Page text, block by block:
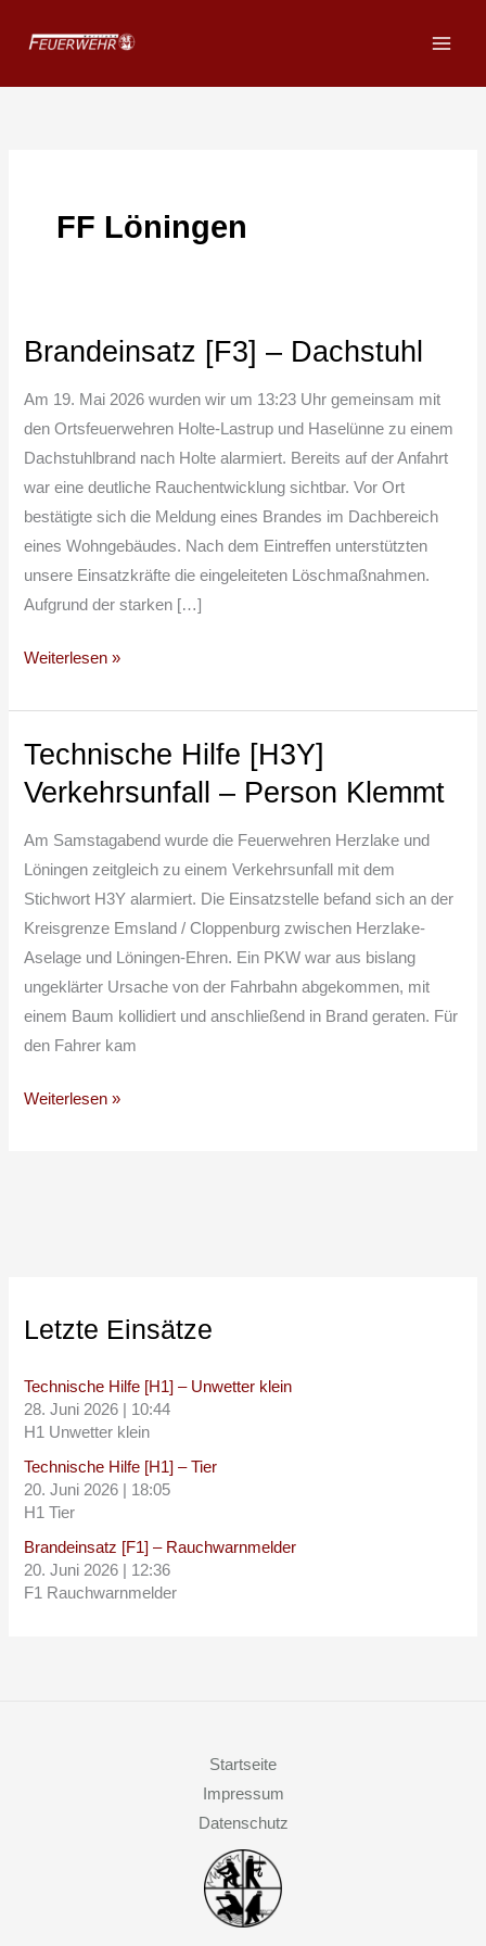
Inhalt
Letzte Einsätze
Technische Hilfe [H1] – Unwetter klein
28. Juni 2026
10:44
H1 Unwetter klein
Technische Hilfe [H1] – Tier
20. Juni 2026
18:05
H1 Tier
Brandeinsatz [F1] – Rauchwarnmelder
20. Juni 2026
12:36
F1 Rauchwarnmelder
FF Löningen
Brandeinsatz [F3] – Dachstuhl
Am 19. Mai 2026 wurden wir um 13:23 Uhr gemeinsam mit
den Ortsfeuerwehren Holte-Lastrup und Haselünne zu einem
Dachstuhlbrand nach Holte alarmiert. Bereits auf der Anfahrt
war eine deutliche Rauchentwicklung sichtbar. Vor Ort
bestätigte sich die Meldung eines Brandes im Dachbereich
eines Wohngebäudes. Nach dem Eintreffen unterstützten
unsere Einsatzkräfte die eingeleiteten Löschmaßnahmen.
Aufgrund der starken […]
Brandeinsatz
–
Dachstuhl
Weiterlesen »
Technische Hilfe [H3Y]
Verkehrsunfall – Person Klemmt
Am Samstagabend wurde die Feuerwehren Herzlake und
Löningen zeitgleich zu einem Verkehrsunfall mit dem
Stichwort H3Y alarmiert. Die Einsatzstelle befand sich an der
Kreisgrenze Emsland / Cloppenburg zwischen Herzlake-
Aselage und Löningen-Ehren. Ein PKW war aus bislang
ungeklärter Ursache von der Fahrbahn abgekommen, mit
einem Baum kollidiert und anschließend in Brand geraten. Für
den Fahrer kam
Technische
[H3Y]
Verkehrsunfall
–
Person
Klemmt
Weiterlesen »
Startseite
Impressum
Datenschutz